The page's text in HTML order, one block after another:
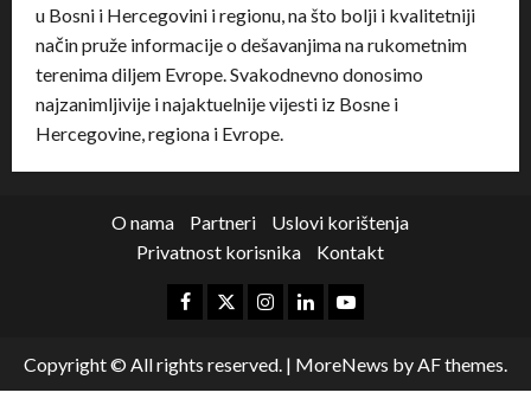
u Bosni i Hercegovini i regionu, na što bolji i kvalitetniji
način pruže informacije o dešavanjima na rukometnim
terenima diljem Evrope. Svakodnevno donosimo
najzanimljivije i najaktuelnije vijesti iz Bosne i
Hercegovine, regiona i Evrope.
O nama Partneri
Uslovi korištenja
Privatnost korisnika
Kontakt
Copyright © All rights reserved. | MoreNews by AF themes.